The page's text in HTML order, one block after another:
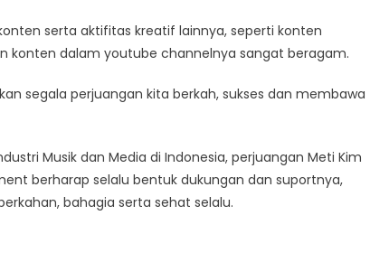
serta aktifitas kreatif lainnya, seperti konten
konten dalam youtube channelnya sangat beragam.
segala perjuangan kita berkah, sukses dan membawa
Musik dan Media di Indonesia, perjuangan Meti Kim
berharap selalu bentuk dukungan dan suportnya,
bahagia serta sehat selalu.